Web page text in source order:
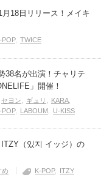
18日リリース！メイキ
POP TWICE
38名が出演！チャリテ
」開催！
セヨン ギュリ
KARA
POP LABOUM U-KISS
（있지 イッジ）の
め K-POP ITZY